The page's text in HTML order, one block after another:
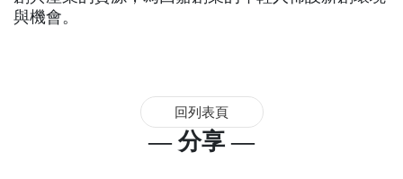
與機會。
回列表頁
— 分享 —